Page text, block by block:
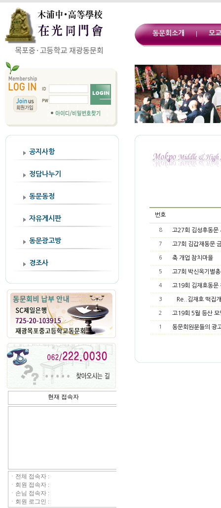
동문회소개 | 모
공지사항
정담나누기
동문동정
자유게시판
동문광고방
경조사
번호
8 고27회 김성후동문
7 고7회 김갑재동문
6 축 개업 참치마을
5 고7회 박신옥기별
4 고19회 김재호동문
3 Re..김재호 떡집
2 고19회 5월 등산 모
1 동문회원분들의 광